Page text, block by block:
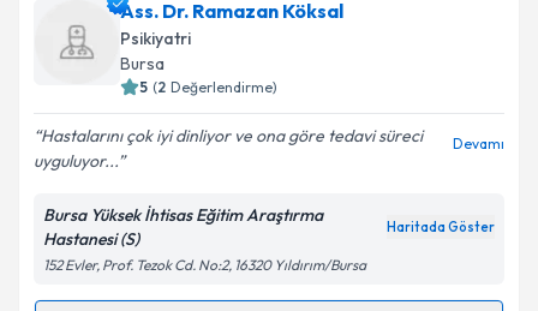
Uzm. Dr. Aysel Alkan Köseoğluiçin randevu takvimi
talebi oluşturun. Size bu uzmandan randevu almanız
için bir takvim hazırlandığında e-posta ile
bilgilendireceğiz.
E-posta Adresiniz
Kişisel verilerimin işlenmesine ilişkin
Metni'ni okudum ve kişisel verilerimin belirtilen
kapsamda işlenmesini kabul ediyorum.
Ass. Dr. Ramazan Köksal
Psikiyatri
Bursa
5 (2 Değerlendirme)
Hastalarını çok iyi dinliyor ve ona göre tedavi süreci
uyguluyor...
Devamı
Bursa Yüksek İhtisas Eğitim Araştırma
Hastanesi (S)
Haritada Göster
152 Evler, Prof. Tezok Cd. No:2, 16320 Yıldırım/Bursa